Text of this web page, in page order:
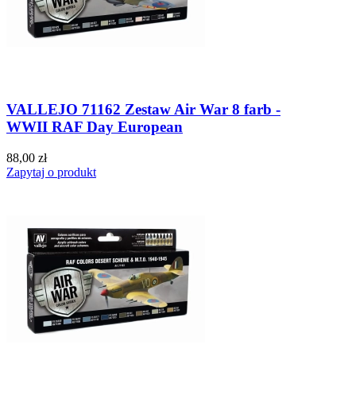
VALLEJO 71162 Zestaw Air War 8 farb -
WWII RAF Day European
88,00 zł
Zapytaj o produkt